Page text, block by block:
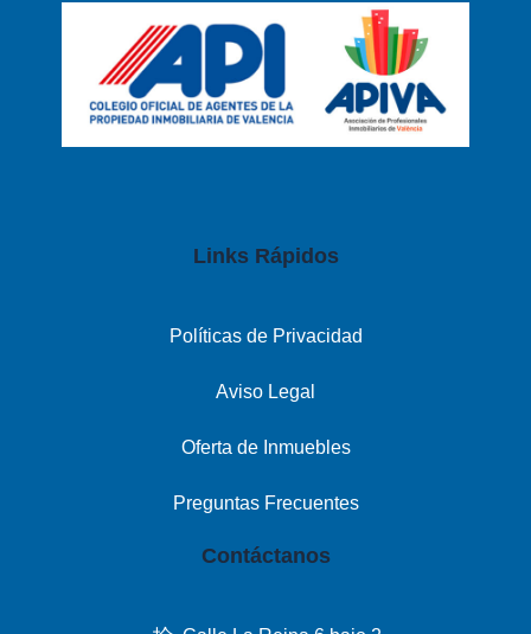
Links Rápidos
Políticas de Privacidad
Aviso Legal
Oferta de Inmuebles
Preguntas Frecuentes
Contáctanos